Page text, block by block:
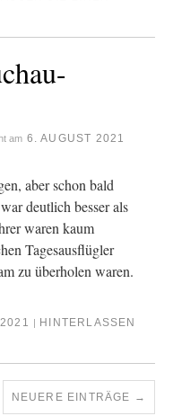
am 6. AUGUST 2021
aber schon bald
deutlich besser als
waren kaum
Tagesausflügler
zu überholen waren.
| HINTERLASSEN
NEUERE EINTRÄGE →